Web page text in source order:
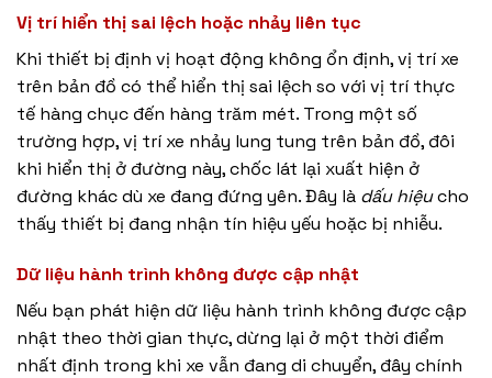
Vị trí hiển thị sai lệch hoặc nhảy liên tục
Khi thiết bị định vị hoạt động không ổn định, vị trí xe
trên bản đồ có thể hiển thị sai lệch so với vị trí thực
tế hàng chục đến hàng trăm mét. Trong một số
trường hợp, vị trí xe nhảy lung tung trên bản đồ, đôi
khi hiển thị ở đường này, chốc lát lại xuất hiện ở
đường khác dù xe đang đứng yên. Đây là dấu hiệucho
thấy thiết bị đang nhận tín hiệu yếu hoặc bị nhiễu.
Dữ liệu hành trình không được cập nhật
Nếu bạn phát hiện dữ liệu hành trình không được cập
nhật theo thời gian thực, dừng lại ở một thời điểm
nhất định trong khi xe vẫn đang di chuyển, đây chính